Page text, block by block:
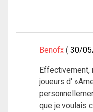
Benofx 30/
Effectivement,
joueurs d'
que je voulais